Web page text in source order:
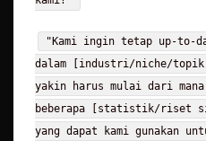
"Kami ingin tetap up-to-
dalam [industri/niche/
yakin harus mulai dari
beberapa [statistik/riset
yang dapat kami gunakan